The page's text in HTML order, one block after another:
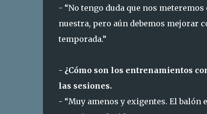
- “No tengo duda que nos
nuestra, pero aún debemos mejorar
temporada.”
- ¿Cómo son los entrenamientos
las sesiones.
- “Muy amenos y exigentes. El